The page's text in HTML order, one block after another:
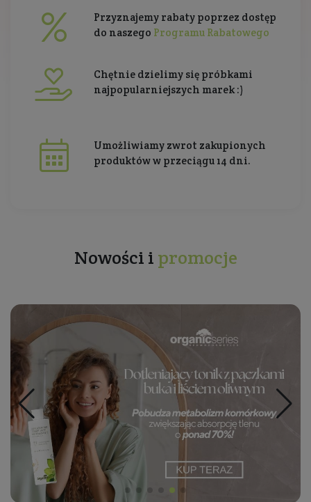
Przyznajemy rabaty poprzez dostęp
do naszego Programu Rabatowego
Chętnie dzielimy się próbkami
najpopularniejszych marek :)
Umożliwiamy zwrot zakupionych
produktów w przeciągu 14 dni.
Nowości i promocje